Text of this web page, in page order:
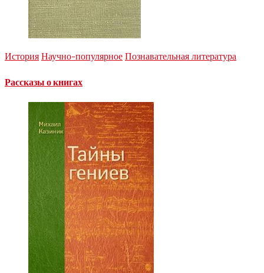
История Научно-популярное Познавательная литература
Рассказы о книгах